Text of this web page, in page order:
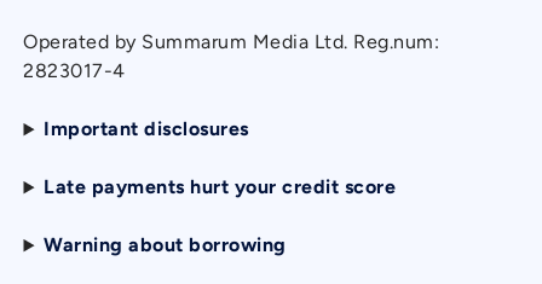
Operated by Summarum Media Ltd. Reg.num:
2823017-4
Important disclosures
Late payments hurt your credit score
Warning about borrowing